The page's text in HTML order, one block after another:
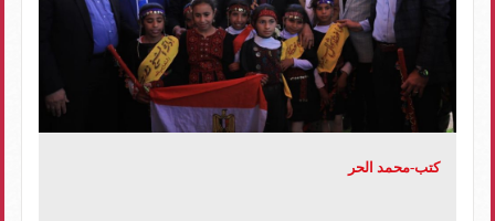
كتب-محمد الحر